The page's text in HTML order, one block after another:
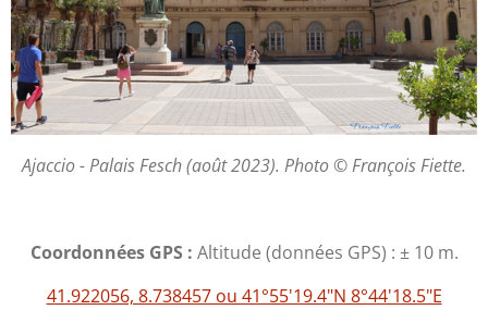
Ajaccio - Palais Fesch (août 2023). Photo © François Fiette.
Coordonnées GPS : Altitude (données GPS) : ± 10 m.
41.922056, 8.738457 ou 41°55'19.4"N 8°44'18.5"E